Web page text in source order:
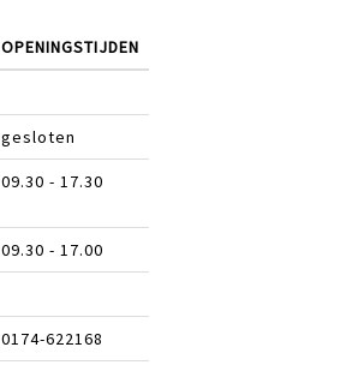
OPENINGSTIJDEN
gesloten
09.30 - 17.30
09.30 - 17.00
0174-622168